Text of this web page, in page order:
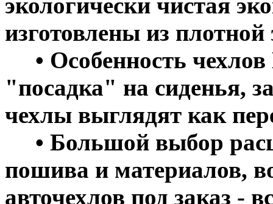
экологически чистая
изготовлены из
• Особенность
"посадка" на сиденья,
чехлы выглядят как
• Большой выбор
пошива и материалов,
авточехлов под заказ -